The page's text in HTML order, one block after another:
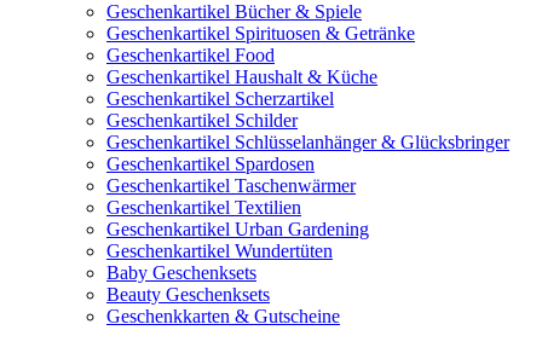
Geschenkartikel Bücher & Spiele
Geschenkartikel Spirituosen & Getränke
Geschenkartikel Food
Geschenkartikel Haushalt & Küche
Geschenkartikel Scherzartikel
Geschenkartikel Schilder
Geschenkartikel Schlüsselanhänger & Glücksbringer
Geschenkartikel Spardosen
Geschenkartikel Taschenwärmer
Geschenkartikel Textilien
Geschenkartikel Urban Gardening
Geschenkartikel Wundertüten
Baby Geschenksets
Beauty Geschenksets
Geschenkkarten & Gutscheine